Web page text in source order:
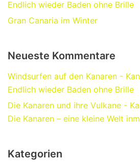
Endlich wieder Baden ohne Brille
Gran Canaria im Winter
Neueste Kommentare
Windsurfen auf den Kanaren -
Endlich wieder Baden ohne Brille
Die Kanaren und ihre Vulkane -
Die Kanaren – eine kleine Welt
Kategorien